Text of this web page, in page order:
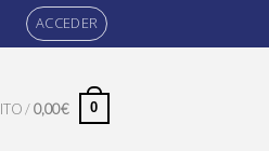
ACCEDER
/0,00€ 0